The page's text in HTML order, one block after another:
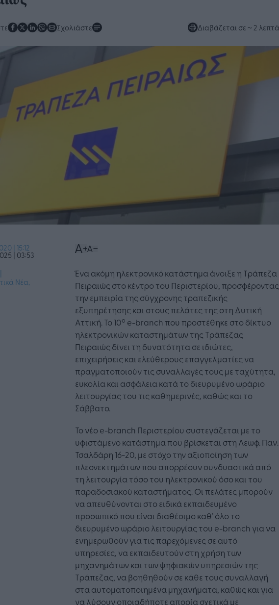
Σχολιάστε Διαβάζεται σε ~ 2 λεπτά
| 15:12
| 03:53
|
Νέα,
Ένα ακόμη ηλεκτρονικό κατάστημα άνοιξε η Τράπεζα
Πειραιώς στο κέντρο του Περιστερίου, προσφέροντας
την εμπειρία της σύγχρονης τραπεζικής
εξυπηρέτησης και στους πελάτες της στη Δυτική
Αττική. Το 10ο e-branch που προστέθηκε στο δίκτυο
ηλεκτρονικών καταστημάτων της Τράπεζας
Πειραιώς δίνει τη δυνατότητα σε ιδιώτες,
επιχειρήσεις και ελεύθερους επαγγελματίες να
πραγματοποιούν τις συναλλαγές τους με ταχύτητα,
ευκολία και ασφάλεια κατά το διευρυμένο ωράριο
λειτουργίας του τις καθημερινές, καθώς και το
Σάββατο.
Το νέο e-branch Περιστερίου συστεγάζεται με το
υφιστάμενο κατάστημα που βρίσκεται στη Λεωφ. Παν.
Τσαλδάρη 16-20, με στόχο την αξιοποίηση των
πλεονεκτημάτων που απορρέουν συνδυαστικά από
τη λειτουργία τόσο του ηλεκτρονικού όσο και του
παραδοσιακού καταστήματος. Οι πελάτες μπορούν
να απευθύνονται στο ειδικά εκπαιδευμένο
προσωπικό που είναι διαθέσιμο καθ’ όλο το
διευρυμένο ωράριο λειτουργίας του e-branch για να
ενημερωθούν για τις παρεχόμενες σε αυτό
υπηρεσίες, να εκπαιδευτούν στη χρήση των
μηχανημάτων και των ψηφιακών υπηρεσιών της
Τράπεζας, να βοηθηθούν σε κάθε τους συναλλαγή
στα αυτοματοποιημένα μηχανήματα, καθώς και για
να λύσουν οποιαδήποτε απορία σχετικά με